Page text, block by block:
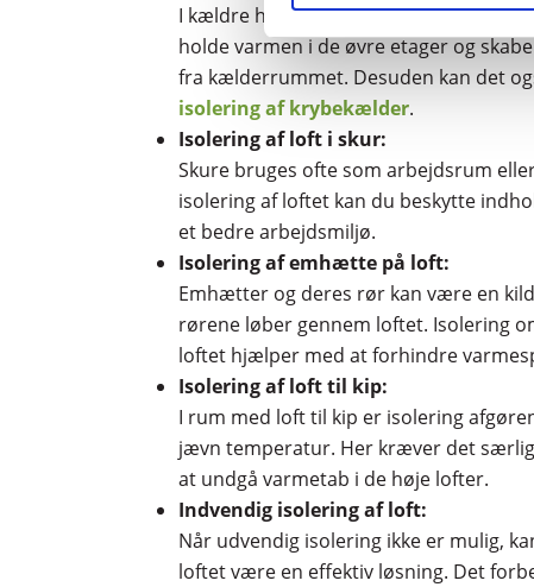
I kældre hjælperetageisolering– altså
holde varmen i de øvre etager og
fra kælderrummet. Desuden kan det
isolering af krybekælder.
Isolering af loft i skur:
Skure bruges ofte som arbejdsrum
isolering af loftet kan du beskytte
et bedre arbejdsmiljø.
Isolering af emhætte på loft:
Emhætter og deres rør kan være en
rørene løber gennem loftet. Isolering
loftet hjælper med at forhindre
Isolering af loft til kip:
I rum med loft til kip er isolering
jævn temperatur. Her kræver det
at undgå varmetab i de høje lofter.
Indvendig isolering af loft:
Når udvendig isolering ikke er mulig,
loftet være en effektiv løsning. Det